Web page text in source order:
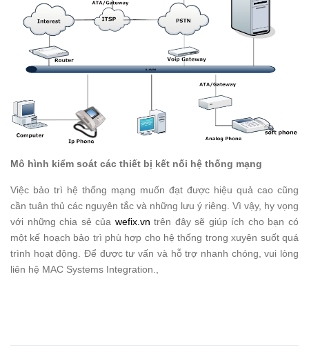
Mô hình kiểm soát các thiết bị kết nối hệ thống mạng
Việc bảo trì hệ thống mạng muốn đạt được hiệu quả cao cũng
cần tuân thủ các nguyên tắc và những lưu ý riêng. Vì vậy, hy vọng
với những chia sẻ của wefix.vn trên đây sẽ giúp ích cho bạn có
một kế hoạch bảo trì phù hợp cho hệ thống trong xuyên suốt quá
trình hoạt động. Để được tư vấn và hỗ trợ nhanh chóng, vui lòng
liên hệ MAC Systems Integration.,